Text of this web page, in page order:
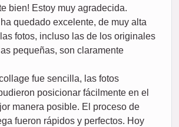
bien! Estoy muy agradecida.
quedado excelente, de muy alta
fotos, incluso las de los originales
pequeñas, son claramente
fue sencilla, las fotos
posicionar fácilmente en el
manera posible. El proceso de
fueron rápidos y perfectos. Hoy